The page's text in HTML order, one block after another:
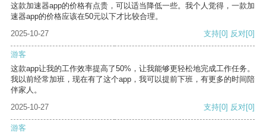
这款加速器app的价格有点贵，可以适当降低一些。我个人觉得，一款加
速器app的价格应该在50元以下才比较合理。
2025-10-27
支持[0] 反对[0]
游客
这款app让我的工作效率提高了50%，让我能够更轻松地完成工作任务。
我以前经常加班，现在有了这个app，我可以提前下班，有更多的时间陪
伴家人。
2025-10-27
支持[0] 反对[0]
游客